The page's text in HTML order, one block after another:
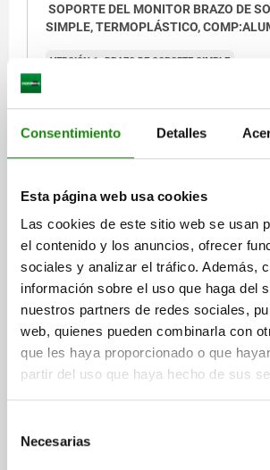
Consentimiento Detalles
Esta página web usa cookies
Las cookies de este sitio web se usan
el contenido y los anuncios, ofrecer
sociales y analizar el tráfico. Además,
información sobre el uso que haga del
nuestros partners de redes sociales,
web, quienes pueden combinarla con
que les haya proporcionado o que
partir del uso que haya hecho de sus
Necesarias
SOPORTE DEL MONITOR BRAZO DE
SIMPLE, TERMOPLÁSTICO,
VERSIÓN 1=BRAZO DE SOPORTE SIMPLE
$1,606.44
más gastos de envío
DETALLES
DESCARGAS
Otros clientes
compraron